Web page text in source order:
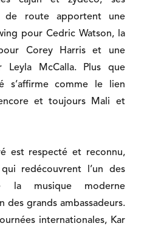
de route apportent une
pour Cedric Watson, la
Corey Harris et une
Leyla McCalla. Plus que
s’affirme comme le lien
et toujours Mali et
est respecté et reconnu,
redécouvrent l’un des
la musique moderne
des grands ambassadeurs.
internationales, Kar